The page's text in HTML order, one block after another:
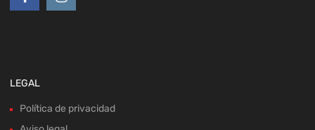
LEGAL
Política de privacidad